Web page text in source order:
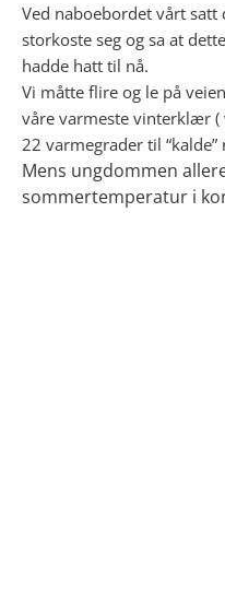
Ved naboebordet vårt satt
storkoste seg og sa at
hadde hatt til nå.
Vi måtte flire og le på
våre varmeste vinterklær
22 varmegrader til
Mens ungdommen
sommertemperatur i